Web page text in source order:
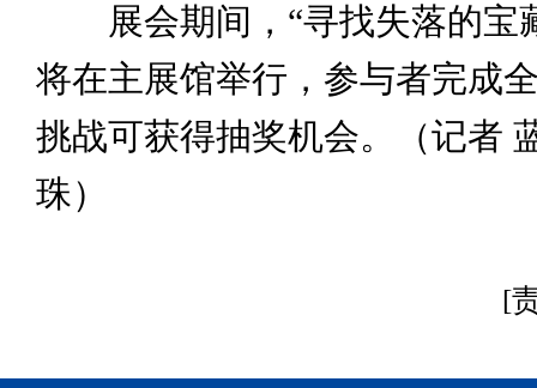
展会期间，“寻找失落的宝
将在主展馆举行，参与者完成
挑战可获得抽奖机会。（记者
珠）
[